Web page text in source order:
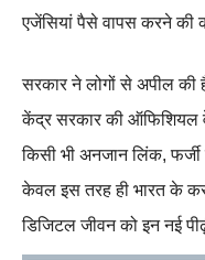
एजेंसियां पैसे वापस करने की
सरकार ने लोगों से अपील की
केंद्र सरकार की ऑफिशियल
किसी भी अनजान लिंक,
केवल इस तरह ही भारत के
डिजिटल जीवन को इन नई